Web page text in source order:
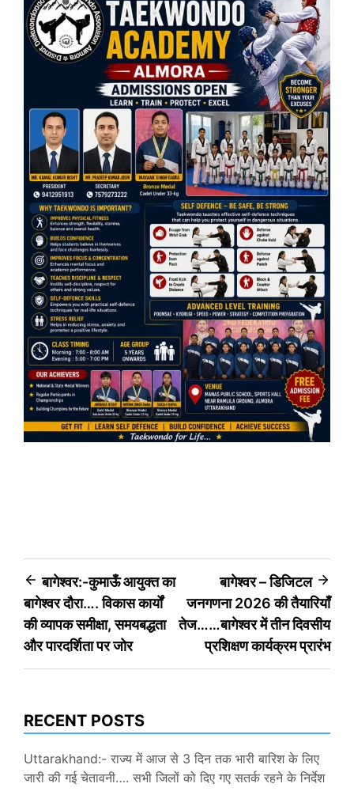
Post
navigation
बागेश्वर:-कुमाऊँ आयुक्त का
बागेश्वर दौरा…. विकास कार्यों
की व्यापक समीक्षा, समयबद्धता
और पारदर्शिता पर जोर
बागेश्वर – डिजिटल
जनगणना 2026 की तैयारियाँ
तेज……बागेश्वर में तीन दिवसीय
प्रशिक्षण कार्यक्रम प्रारंभ
RECENT POSTS
Uttarakhand:- राज्य में आज से 3 दिन तक भारी बारिश के लिए
जारी की गई चेतावनी…. सभी जिलों को दिए गए सतर्क रहने के निर्देश